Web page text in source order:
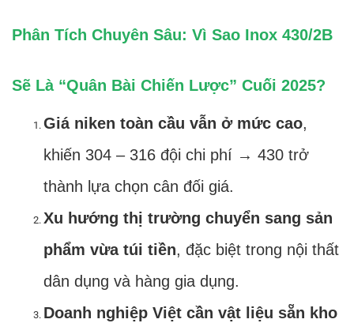
Phân Tích Chuyên Sâu: Vì Sao Inox 430/2B
Sẽ Là “Quân Bài Chiến Lược” Cuối 2025?
Giá niken toàn cầu vẫn ở mức cao,
khiến 304 – 316 đội chi phí → 430 trở
thành lựa chọn cân đối giá.
Xu hướng thị trường chuyển sang sản
phẩm vừa túi tiền, đặc biệt trong nội thất
dân dụng và hàng gia dụng.
Doanh nghiệp Việt cần vật liệu sẵn kho